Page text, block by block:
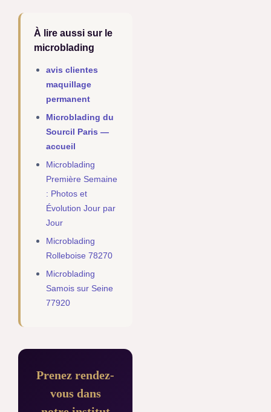
À lire aussi sur le
microblading
avis clientes
maquillage
permanent
Microblading du
Sourcil Paris —
accueil
Microblading
Première Semaine
: Photos et
Évolution Jour par
Jour
Microblading
Rolleboise 78270
Microblading
Samois sur Seine
77920
Prenez rendez-
vous dans